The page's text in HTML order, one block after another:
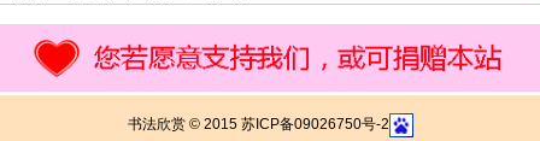
书法欣赏 © 2015 苏ICP备09026750号-2